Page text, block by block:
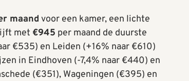
maand voor een kamer, een lichte
met €945 per maand de duurste
€535) en Leiden (+16% naar €610)
in Eindhoven (-7,4% naar €440) en
(€351), Wageningen (€395) en